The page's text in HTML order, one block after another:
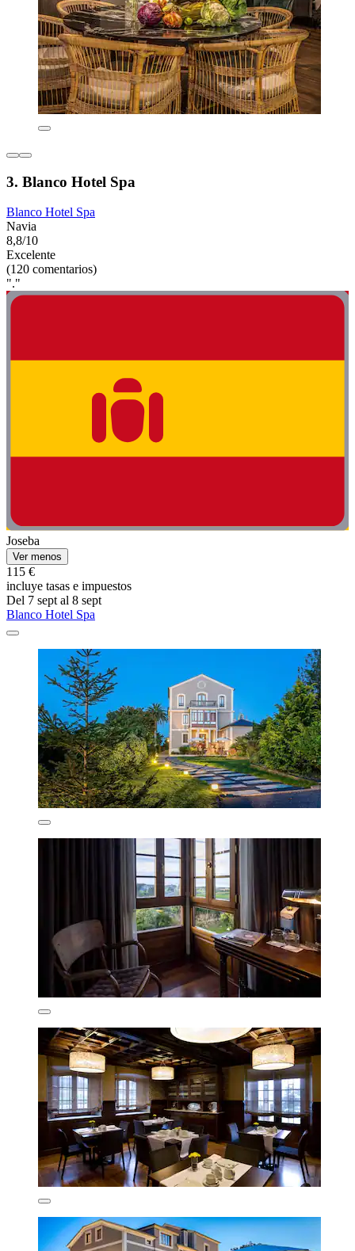
3. Blanco Hotel Spa
Blanco Hotel Spa
Navia
8,8/10
Excelente
(120 comentarios)
"."
Joseba
Ver menos
115 €
incluye tasas e impuestos
Del 7 sept al 8 sept
Blanco Hotel Spa